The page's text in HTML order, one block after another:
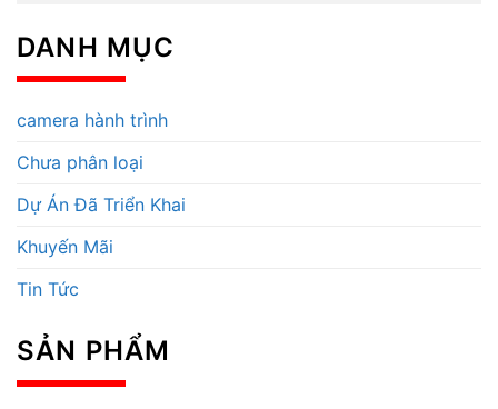
DANH MỤC
camera hành trình
Chưa phân loại
Dự Án Đã Triển Khai
Khuyến Mãi
Tin Tức
SẢN PHẨM